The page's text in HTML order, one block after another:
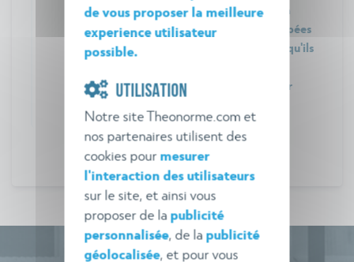
construction et de l'habitation, relatives à
l'accessibilité pour les personnes handicapées
des bâtiments d'habitation collectifs lorsqu'ils
existants où sont créés des logements par
changement de destination
de vous proposer la meilleure
experience utilisateur
possible.
UTILISATION
Notre site Theonorme.com et
nos partenaires utilisent des
cookies pour mesurer
l'interaction des utilisateurs
sur le site, et ainsi vous
proposer de la publicité
personnalisée, de la publicité
géolocalisée, et pour vous